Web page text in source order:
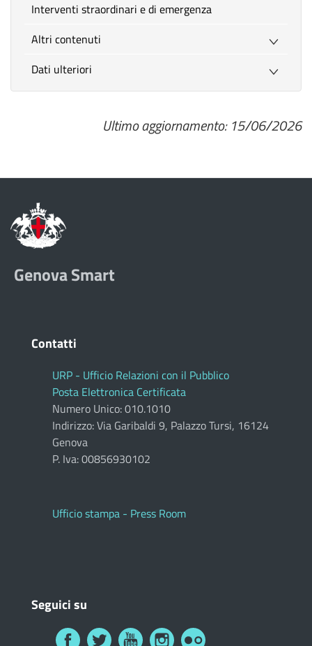
Interventi straordinari e di emergenza
Altri contenuti
Dati ulteriori
Ultimo aggiornamento: 15/06/2026
Genova Smart
Contatti
URP - Ufficio Relazioni con il Pubblico
Posta Elettronica Certificata
Numero Unico: 010.1010
Indirizzo: Via Garibaldi 9, Palazzo Tursi, 16124
Genova
P. Iva: 00856930102
Ufficio stampa - Press Room
Seguici su